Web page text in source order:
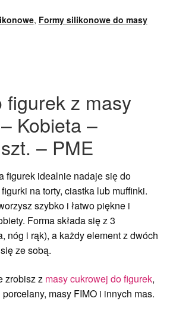
, Formy silikonowe do masy
figurek z masy
Kobieta –
– PME
figurek idealnie nadaje się do
na torty, ciastka lub muffinki.
szybko i łatwo piękne i
Forma składa się z 3
nóg i rąk), a każdy element z dwóch
ze sobą.
zrobisz z masy cukrowej do figurek,
masy FIMO i innych mas.